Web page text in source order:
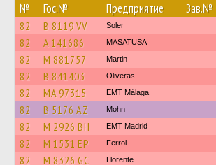
№ Гос.№ Предприятие Зав.№
82 B 8119 VV Soler
82 A 141686 MASATUSA
82 M 881757 Martin
82 B 841403 Oliveras
82 MA 97315 EMT Málaga
82 B 5176 AZ Mohn
82 M 2926 BH EMT Madrid
82 M 1531 EP Ferrol
82 M 8326 GC Llorente